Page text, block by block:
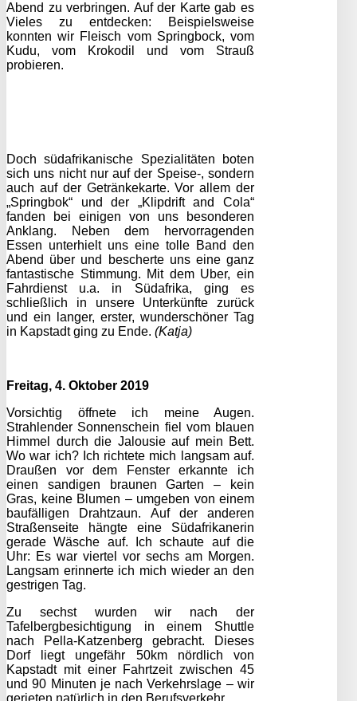
Abend zu verbringen. Auf der Karte gab es
Vieles zu entdecken: Beispielsweise
konnten wir Fleisch vom Springbock, vom
Kudu, vom Krokodil und vom Strauß
probieren.
Doch südafrikanische Spezialitäten boten
sich uns nicht nur auf der Speise-, sondern
auch auf der Getränkekarte. Vor allem der
„Springbok“ und der „Klipdrift and Cola“
fanden bei einigen von uns besonderen
Anklang. Neben dem hervorragenden
Essen unterhielt uns eine tolle Band den
Abend über und bescherte uns eine ganz
fantastische Stimmung. Mit dem Uber, ein
Fahrdienst u.a. in Südafrika, ging es
schließlich in unsere Unterkünfte zurück
und ein langer, erster, wunderschöner Tag
in Kapstadt ging zu Ende. (Katja)
Freitag, 4. Oktober 2019
Vorsichtig öffnete ich meine Augen.
Strahlender Sonnenschein fiel vom blauen
Himmel durch die Jalousie auf mein Bett.
Wo war ich? Ich richtete mich langsam auf.
Draußen vor dem Fenster erkannte ich
einen sandigen braunen Garten – kein
Gras, keine Blumen – umgeben von einem
baufälligen Drahtzaun. Auf der anderen
Straßenseite hängte eine Südafrikanerin
gerade Wäsche auf. Ich schaute auf die
Uhr: Es war viertel vor sechs am Morgen.
Langsam erinnerte ich mich wieder an den
gestrigen Tag.
Zu sechst wurden wir nach der
Tafelbergbesichtigung in einem Shuttle
nach Pella-Katzenberg gebracht. Dieses
Dorf liegt ungefähr 50km nördlich von
Kapstadt mit einer Fahrtzeit zwischen 45
und 90 Minuten je nach Verkehrslage – wir
gerieten natürlich in den Berufsverkehr.